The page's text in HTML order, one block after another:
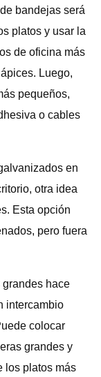
bandejas será
platos y usar la
de oficina más
Luego,
pequeños,
o cables
en
otra idea
Esta opción
pero fuera
hace
intercambio
colocar
grandes y
los platos más